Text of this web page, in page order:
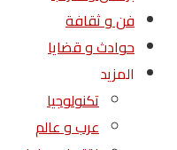
فن و ثقافة
حوادث و قضايا
المزيد
تكنولوجيا
عرب و عالم